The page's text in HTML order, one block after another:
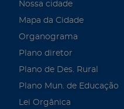
Nossa cidade
Mapa da Cidade
Organograma
Plano diretor
Plano de Des. Rural
Plano Mun. de Educação
Lei Orgânica